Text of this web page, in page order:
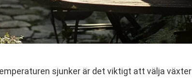
sjunker är det viktigt att välja växter